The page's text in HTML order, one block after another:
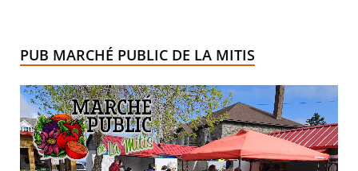
PUB MARCHÉ PUBLIC DE LA MITIS